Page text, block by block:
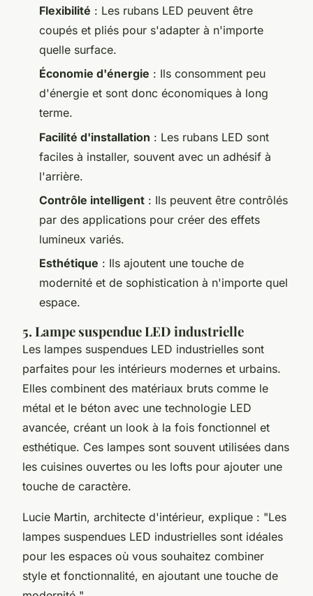
Flexibilité : Les rubans LED peuvent être
coupés et pliés pour s'adapter à n'importe
quelle surface.
Économie d'énergie : Ils consomment peu
d'énergie et sont donc économiques à long
terme.
Facilité d'installation : Les rubans LED sont
faciles à installer, souvent avec un adhésif à
l'arrière.
Contrôle intelligent : Ils peuvent être contrôlés
par des applications pour créer des effets
lumineux variés.
Esthétique : Ils ajoutent une touche de
modernité et de sophistication à n'importe quel
espace.
5. Lampe suspendue LED industrielle
Les lampes suspendues LED industrielles sont
parfaites pour les intérieurs modernes et urbains.
Elles combinent des matériaux bruts comme le
métal et le béton avec une technologie LED
avancée, créant un look à la fois fonctionnel et
esthétique. Ces lampes sont souvent utilisées dans
les cuisines ouvertes ou les lofts pour ajouter une
touche de caractère.
Lucie Martin, architecte d'intérieur, explique : "Les
lampes suspendues LED industrielles sont idéales
pour les espaces où vous souhaitez combiner
style et fonctionnalité, en ajoutant une touche de